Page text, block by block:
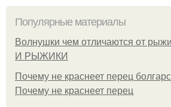
Популярные материалы
Волнушки чем отличаются от
И РЫЖИКИ
Почему не краснеет перец
Почему не краснеет перец